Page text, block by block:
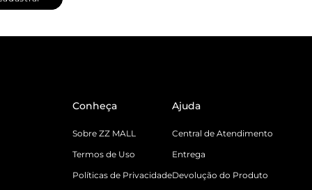
Conheça
Sobre ZZ MALL
Termos de Uso
Políticas de Privacidade
Ajuda
Central de Atendimento
Entrega
Devolução do Produto